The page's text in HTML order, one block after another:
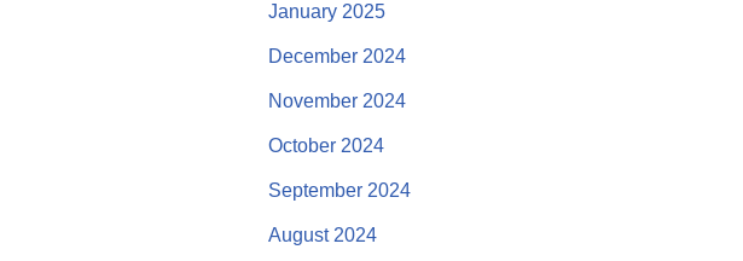
January 2025
December 2024
November 2024
October 2024
September 2024
August 2024